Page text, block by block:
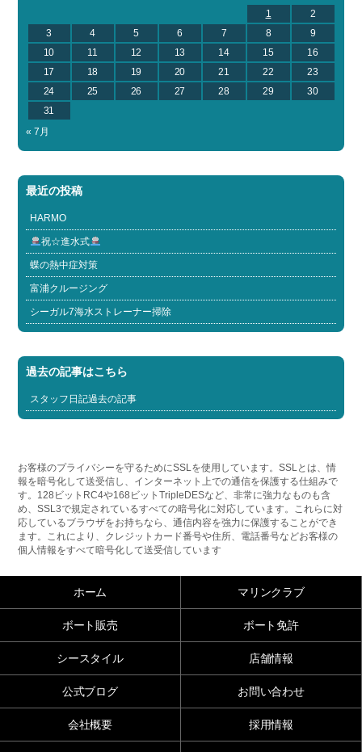
1
2
3
4 5 6 7 8
9
10
11 12 13 14 15
16
17
18 19 20 21 22
23
24
25 26 27 28 29
30
31
« 7月
最近の投稿
HARMO
祝☆進水式
蝶の熱中症対策
富浦クルージング
シーガル7海水ストレーナー掃除
過去の記事はこちら
スタッフ日記過去の記事
お客様のプライバシーを守るためにSSLを使用しています。SSLとは、情
報を暗号化して送受信し、インターネット上での通信を保護する仕組みで
す。128ビットRC4や168ビットTripleDESなど、非常に強力なものも含
め、SSL3で規定されているすべての暗号化に対応しています。これらに対
応しているブラウザをお持ちなら、通信内容を強力に保護することができ
ます。これにより、クレジットカード番号や住所、電話番号などお客様の
個人情報をすべて暗号化して送受信しています
ホーム マリンクラブ
ボート販売 ボート免許
シースタイル 店舗情報
公式ブログ お問い合わせ
会社概要 採用情報